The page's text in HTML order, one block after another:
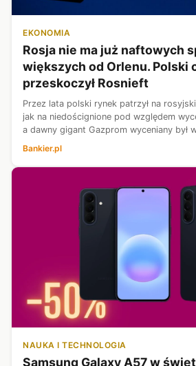
EKONOMIA
Rosja nie ma już naftowych
większych od Orlenu. Polski
przeskoczył Rosnieft
Przez lata polski rynek patrzył na
jak na niedoścignione pod względem
a dawny gigant Gazprom wyceniany był
momencie nawet na astronomiczne 200
2026 r. ta hierarchi...
Bankier.pl
NAUKA I TECHNOLOGIA
Samsung Galaxy A57 w